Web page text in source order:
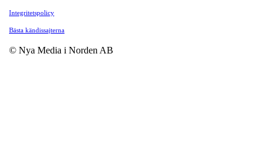
Integritetspolicy
Bästa kändissajterna
© Nya Media i Norden AB